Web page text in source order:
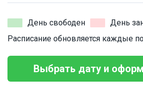
День свободен
День
Расписание обновляется каждые
Выбрать дату и